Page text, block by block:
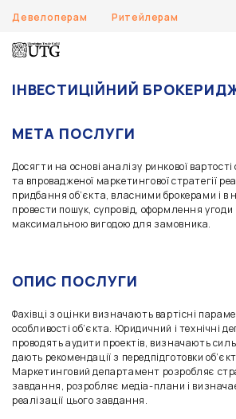
Девелоперам Ритейлерам
ІНВЕСТИЦІЙНИЙ
МЕТА ПОСЛУГИ
Досягти на основі аналізу ринкової
та впровадженої маркетингової стратегії
придбання об’єкта, власними брокерами і в
провести пошук, супровід, оформлення угоди
максимальною вигодою для замовника.
ОПИС ПОСЛУГИ
Фахівці з оцінки визначають вартісні
особливості об’єкта. Юридичний і технічні
проводять аудити проектів, визначають
дають рекомендації з передпідготовки
Маркетинговий департамент розробляє
завдання, розробляє медіа-плани і
реалізації цього завдання.